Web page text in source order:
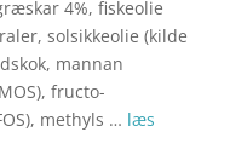
4%, fiskeolie
solsikkeolie (kilde
mannan
fructo-
methyls … læs